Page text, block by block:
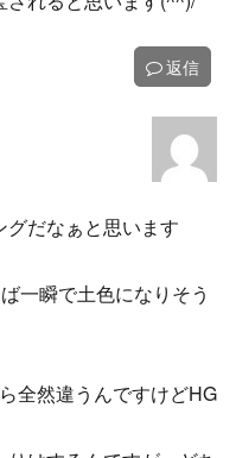
返信
だなぁと思います
一瞬で土色になりそう
全然違うんですけどHG